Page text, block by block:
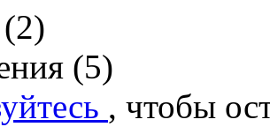
(5)
, чтобы